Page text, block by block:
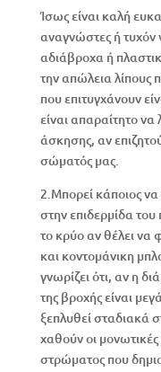
Ίσως είναι καλή
αναγνώστες ή τυχόν
αδιάβροχα ή
την απώλεια λίπους
που επιτυγχάνουν
είναι απαραίτητο
άσκησης, αν
σώματός μας.
2.Μπορεί κάποιος να
στην επιδερμίδα
το κρύο αν θέλει να
και κοντομάνικη
γνωρίζει ότι, αν η
της βροχής είναι
ξεπλυθεί σταδιακά
χαθούν οι μονωτικές
στρώματος που